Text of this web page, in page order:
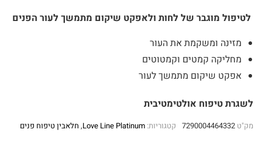
לטיפול מוגבר של לחות ולאפקט שיקום מתמשך לעור הפנים
מזינה ומשקמת את העור
מחליקה קמטים וקמטוטים
אפקט שיקום מתמשך לעור
לשגרת טיפוח אולטימטיבית
מק"ט 7290004464332 קטגוריות: Love Line Platinum
, חלאבין טיפוח פנים